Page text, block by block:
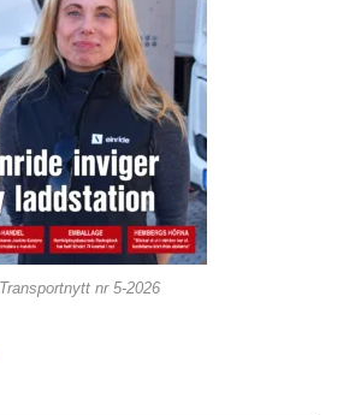
Transportnytt nr 5-2026